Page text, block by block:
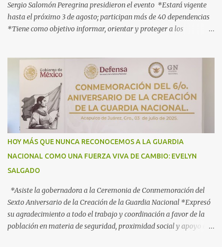
Sergio Salomón Peregrina presidieron el evento *Estará vigente
hasta el próximo 3 de agosto; participan más de 40 dependencias
*Tiene como objetivo informar, orientar y proteger a los
gobernadora Acapulco, Gro., 3 de julio de 2025.- Con el objetivo de
informar, orientar y proteger durante su ingreso, estancia y
tránsito por el territorio nacional a los migrantes que retornan a
México durante esta temporada de verano, la gobernadora Evelyn
Salgado Pineda y el comisionado del Instituto Nacional de
Migración (INM), Sergio Salomón Céspedes Peregrina, dieron el
banderazo de Arranque Nacional del Operativo Especial de Verano
2025 Héroes Paisanos, que estará vigente hasta el próximo 3 de
agosto y en el que participan más de 40 dependencias de los
diferentes órdenes de gobierno, para brindar atención ...
HOY MÁS QUE NUNCA RECONOCEMOS A LA GUARDIA
NACIONAL COMO UNA FUERZA VIVA DE CAMBIO: EVELYN
SALGADO
*Asiste la gobernadora a la Ceremonia de Conmemoración del
Sexto Aniversario de la Creación de la Guardia Nacional *Expresó
su agradecimiento a todo el trabajo y coordinación a favor de la
población en materia de seguridad, proximidad social y apoyo en